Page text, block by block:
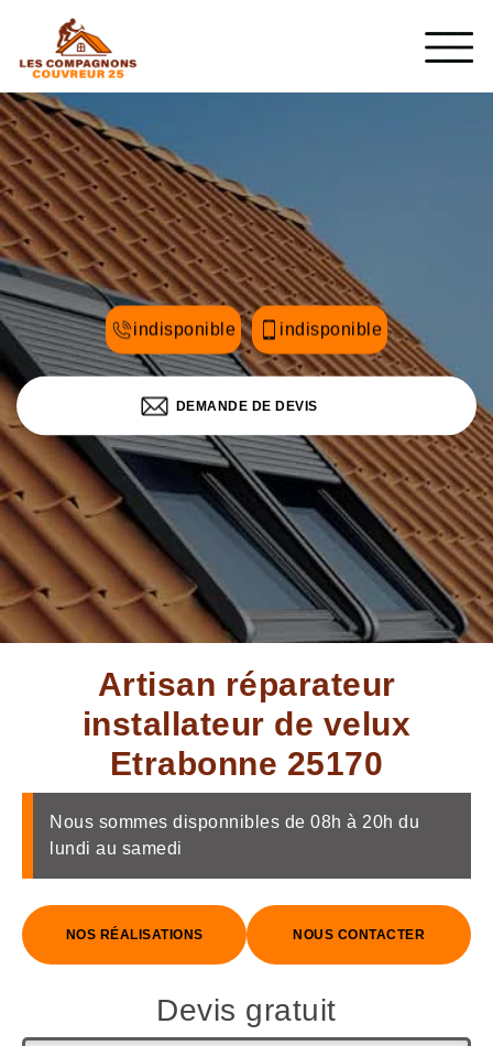
indisponible indisponible
DEMANDE DE DEVIS
Artisan réparateur
installateur de velux
Etrabonne 25170
Nous sommes disponnibles de 08h à 20h du
lundi au samedi
NOS RÉALISATIONS NOUS CONTACTER
Devis gratuit